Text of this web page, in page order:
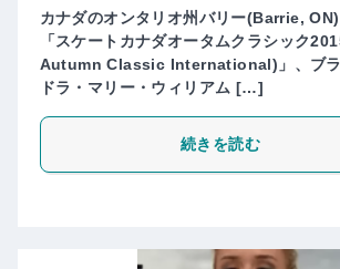
カナダのオンタリオ州バリー(Barrie,
「スケートカナダオータムクラシック
Autumn Classic International)」、ブラ
ドラ・マリー・ウィリアム […]
続きを読む